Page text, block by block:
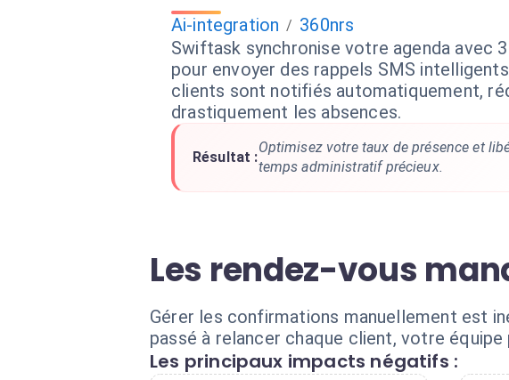
Ai-integration / 360nrs
Swiftask synchronise votre agenda avec
pour envoyer des rappels SMS
clients sont notifiés automatiquement,
drastiquement les absences.
Résultat :
Optimisez votre taux de présence et
temps administratif précieux.
Les rendez-vous
Gérer les confirmations manuellement est
passé à relancer chaque client, votre
Les principaux impacts négatifs :